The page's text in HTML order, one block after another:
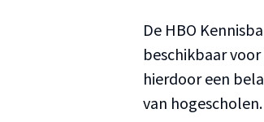
De HBO
beschikbaar
hierdoor een
van hogescholen.